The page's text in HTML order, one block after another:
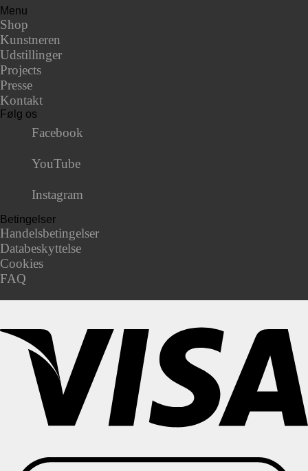
Menu
Shop
Kunstneren
Udstillinger
Projects
Presse
Kontakt
Følg os
Facebook
YouTube
Instagram
Betingelser
Handelsbetingelser
Databeskyttelse
Cookies
FAQ